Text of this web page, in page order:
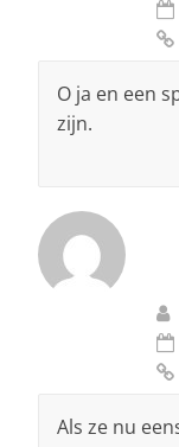
O ja en een
zijn.
Als ze nu